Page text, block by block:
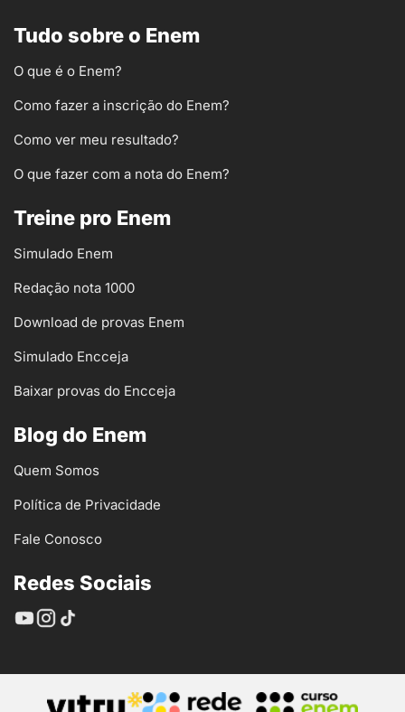
Tudo sobre o Enem
O que é o Enem?
Como fazer a inscrição do Enem?
Como ver meu resultado?
O que fazer com a nota do Enem?
Treine pro Enem
Simulado Enem
Redação nota 1000
Download de provas Enem
Simulado Encceja
Baixar provas do Encceja
Blog do Enem
Quem Somos
Política de Privacidade
Fale Conosco
Redes Sociais